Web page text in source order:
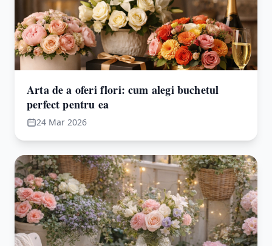
Arta de a oferi flori: cum alegi buchetul
perfect pentru ea
24 Mar 2026